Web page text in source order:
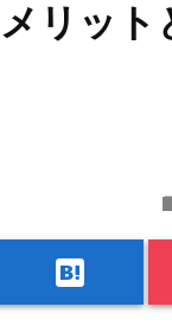
リット
hatenabookmark